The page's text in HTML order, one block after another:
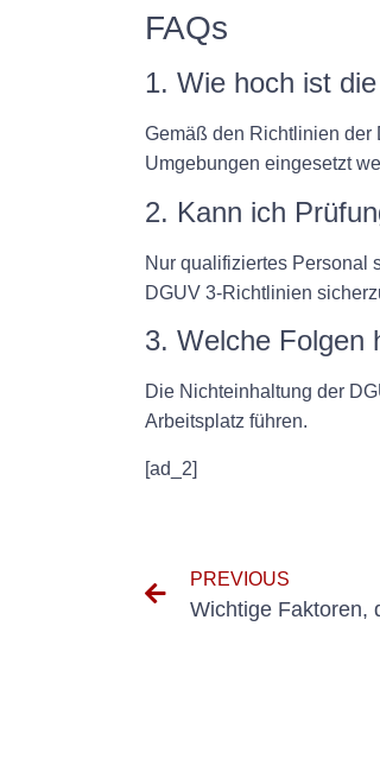
FAQs
1. Wie hoch ist
Gemäß den Richtlinien der
Umgebungen eingesetzt
2. Kann ich
Nur qualifiziertes Personal
DGUV 3-Richtlinien
3. Welche Folgen
Die Nichteinhaltung der
Arbeitsplatz führen.
[ad_2]
PREVIOUS